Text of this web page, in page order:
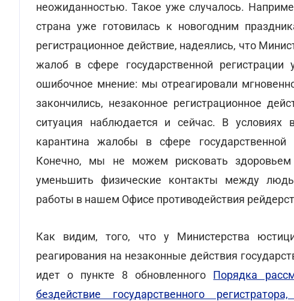
неожиданностью. Такое уже случалось.
страна уже готовилась к новогодним
регистрационное действие, надеялись, что
жалоб в сфере государственной
ошибочное мнение: мы отреагировали
закончились, незаконное регистрационное
ситуация наблюдается и сейчас. В условиях
карантина жалобы в сфере государственной
Конечно, мы не можем рисковать
уменьшить физические контакты между
работы в нашем Офисе противодействия
Как видим, того, что у Министерства
реагирования на незаконные действия
идет о пункте 8 обновленного Порядка
бездействие государственного